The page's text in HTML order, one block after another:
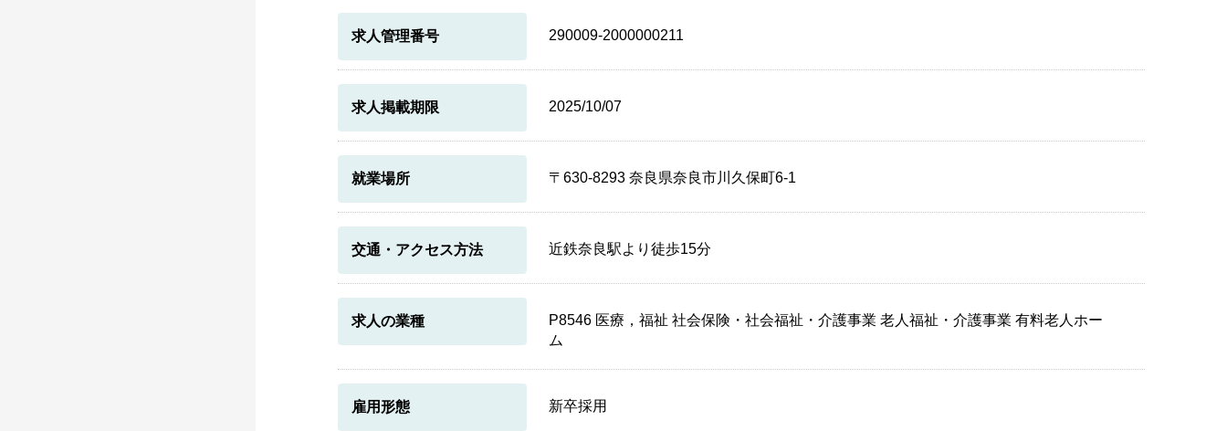
求人管理番号 290009-2000000211
求人掲載期限 2025/10/07
就業場所 〒630-8293 奈良県奈良市川久保町6-1
交通・アクセス方法 近鉄奈良駅より徒歩15分
求人の業種
P8546 医療，福祉 社会保険・社会福祉・介護事業 老人福祉・介護事業 有料老人ホー
ム
雇用形態 新卒採用